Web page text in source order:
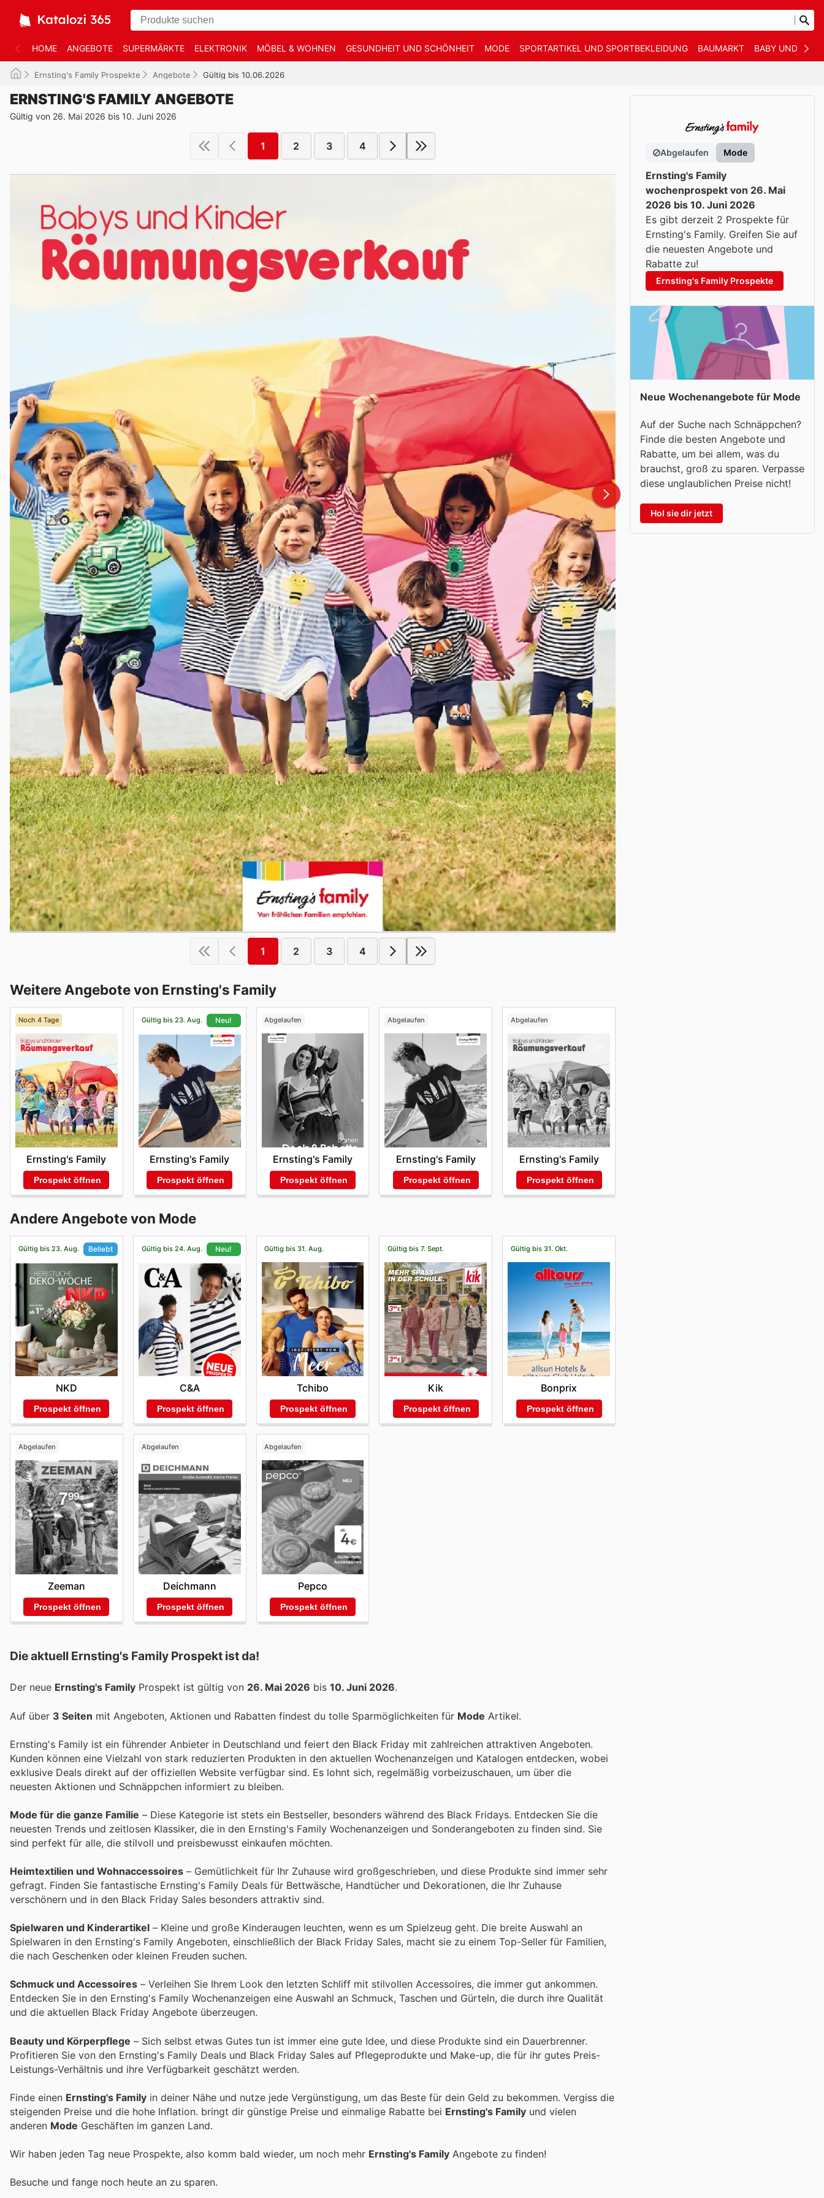
HOME ANGEBOTE SUPERMÄRKTE ELEKTRONIK MÖBEL & WOHNEN GESUNDHEIT UND SCHÖNHEIT MODE SPORTARTIKEL UND SPORTBEKLEIDUNG BAUMARKT BABY UND KIND
Ernsting's Family Prospekte Angebote Gültig bis 10.06.2026
ERNSTING'S FAMILY ANGEBOTE
Gültig von 26. Mai 2026 bis 10. Juni 2026
1 2 3 4
1 2 3 4
Weitere Angebote von Ernsting's Family
Noch 4 Tage
Ernsting's Family
Prospekt öffnen
Gültig bis 23. Aug. Neu!
Ernsting's Family
Prospekt öffnen
Abgelaufen
Ernsting's Family
Prospekt öffnen
Abgelaufen
Ernsting's Family
Prospekt öffnen
Abgelaufen
Ernsting's Family
Prospekt öffnen
Andere Angebote von Mode
Gültig bis 23. Aug. Beliebt
NKD
Prospekt öffnen
Gültig bis 24. Aug. Neu!
C&A
Prospekt öffnen
Gültig bis 31. Aug.
Tchibo
Prospekt öffnen
Gültig bis 7. Sept.
Kik
Prospekt öffnen
Gültig bis 31. Okt.
Bonprix
Prospekt öffnen
Abgelaufen
Zeeman
Prospekt öffnen
Abgelaufen
Deichmann
Prospekt öffnen
Abgelaufen
Pepco
Prospekt öffnen
Die aktuell Ernsting's Family Prospekt ist da!
Der neue Ernsting's Family Prospekt ist gültig von 26. Mai 2026 bis 10. Juni 2026.
Auf über 3 Seiten mit Angeboten, Aktionen und Rabatten findest du tolle Sparmöglichkeiten für Mode Artikel.
Ernsting's Family ist ein führender Anbieter in Deutschland und feiert den Black Friday mit zahlreichen attraktiven Angeboten.
Kunden können eine Vielzahl von stark reduzierten Produkten in den aktuellen Wochenanzeigen und Katalogen entdecken, wobei
exklusive Deals direkt auf der offiziellen Website verfügbar sind. Es lohnt sich, regelmäßig vorbeizuschauen, um über die
neuesten Aktionen und Schnäppchen informiert zu bleiben.
Mode für die ganze Familie – Diese Kategorie ist stets ein Bestseller, besonders während des Black Fridays. Entdecken Sie die
neuesten Trends und zeitlosen Klassiker, die in den Ernsting's Family Wochenanzeigen und Sonderangeboten zu finden sind. Sie
sind perfekt für alle, die stilvoll und preisbewusst einkaufen möchten.
Heimtextilien und Wohnaccessoires – Gemütlichkeit für Ihr Zuhause wird großgeschrieben, und diese Produkte sind immer sehr
gefragt. Finden Sie fantastische Ernsting's Family Deals für Bettwäsche, Handtücher und Dekorationen, die Ihr Zuhause
verschönern und in den Black Friday Sales besonders attraktiv sind.
Spielwaren und Kinderartikel – Kleine und große Kinderaugen leuchten, wenn es um Spielzeug geht. Die breite Auswahl an
Spielwaren in den Ernsting's Family Angeboten, einschließlich der Black Friday Sales, macht sie zu einem Top-Seller für Familien,
die nach Geschenken oder kleinen Freuden suchen.
Schmuck und Accessoires – Verleihen Sie Ihrem Look den letzten Schliff mit stilvollen Accessoires, die immer gut ankommen.
Entdecken Sie in den Ernsting's Family Wochenanzeigen eine Auswahl an Schmuck, Taschen und Gürteln, die durch ihre Qualität
und die aktuellen Black Friday Angebote überzeugen.
Beauty und Körperpflege – Sich selbst etwas Gutes tun ist immer eine gute Idee, und diese Produkte sind ein Dauerbrenner.
Profitieren Sie von den Ernsting's Family Deals und Black Friday Sales auf Pflegeprodukte und Make-up, die für ihr gutes Preis-
Leistungs-Verhältnis und ihre Verfügbarkeit geschätzt werden.
Finde einen Ernsting's Family in deiner Nähe und nutze jede Vergünstigung, um das Beste für dein Geld zu bekommen. Vergiss die
steigenden Preise und die hohe Inflation. bringt dir günstige Preise und einmalige Rabatte bei Ernsting's Family und vielen
anderen Mode Geschäften im ganzen Land.
Wir haben jeden Tag neue Prospekte, also komm bald wieder, um noch mehr Ernsting's Family Angebote zu finden!
Besuche und fange noch heute an zu sparen.
Abgelaufen Mode
Ernsting's Family
wochenprospekt von 26. Mai
2026 bis 10. Juni 2026
Es gibt derzeit 2 Prospekte für
Ernsting's Family. Greifen Sie auf
die neuesten Angebote und
Rabatte zu!
Ernsting's Family Prospekte
Neue Wochenangebote für Mode
Auf der Suche nach Schnäppchen?
Finde die besten Angebote und
Rabatte, um bei allem, was du
brauchst, groß zu sparen. Verpasse
diese unglaublichen Preise nicht!
Hol sie dir jetzt